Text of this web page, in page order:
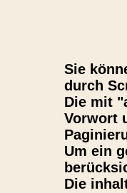
Sie
durch
Die mit
Vorwort
Um ein
Die